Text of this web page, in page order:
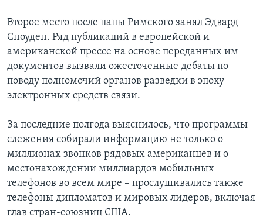
Второе место после папы Римского занял Эдвард
Сноуден. Ряд публикаций в европейской и
американской прессе на основе переданных им
документов вызвали ожесточенные дебаты по
поводу полномочий органов разведки в эпоху
электронных средств связи.
За последние полгода выяснилось, что программы
слежения собирали информацию не только о
миллионах звонков рядовых американцев и о
местонахождении миллиардов мобильных
телефонов во всем мире – прослушивались также
телефоны дипломатов и мировых лидеров, включая
глав стран-союзниц США.